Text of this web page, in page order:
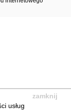
usług
zamknij